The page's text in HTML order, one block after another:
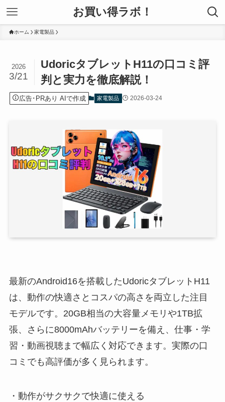
お買い得ラボ！
ホーム 家電製品
UdoricタブレットH11の口コミ評
判と実力を徹底解説！
2026
3/21
広告･PRあり AIで作成 家電製品 2026-03-24
最新のAndroid16を搭載したUdoricタブレットH11
は、動作の快適さとコスパの高さを両立した注目
モデルです。20GB相当の大容量メモリや1TB拡
張、さらに8000mAhバッテリーを備え、仕事・学
習・動画視聴まで幅広く対応できます。実際の口
コミでも高評価が多く見られます。
・動作がサクサクで快適に使える